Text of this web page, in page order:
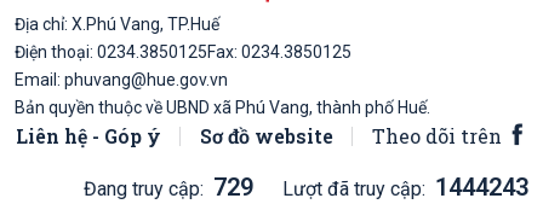
Địa chỉ: X.Phú Vang, TP.Huế
Điện thoại: 0234.3850125Fax: 0234.3850125
Email: phuvang@hue.gov.vn
Bản quyền thuộc về UBND xã Phú Vang, thành phố Huế.
Liên hệ - Góp ý Sơ đồ website Theo dõi trên
Đang truy cập: 729 Lượt đã truy cập: 1444243